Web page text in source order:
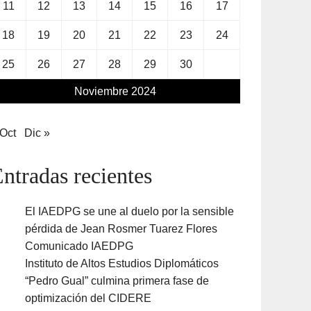
Noviembre 2024
11 12 13 14 15 16 17
18 19 20 21 22 23 24
25 26 27 28 29 30
Dic »
recientes
El IAEDPG se une al duelo por la sensible
pérdida de Jean Rosmer Tuarez Flores
Comunicado IAEDPG
Instituto de Altos Estudios Diplomáticos
“Pedro Gual” culmina primera fase de
optimización del CIDERE